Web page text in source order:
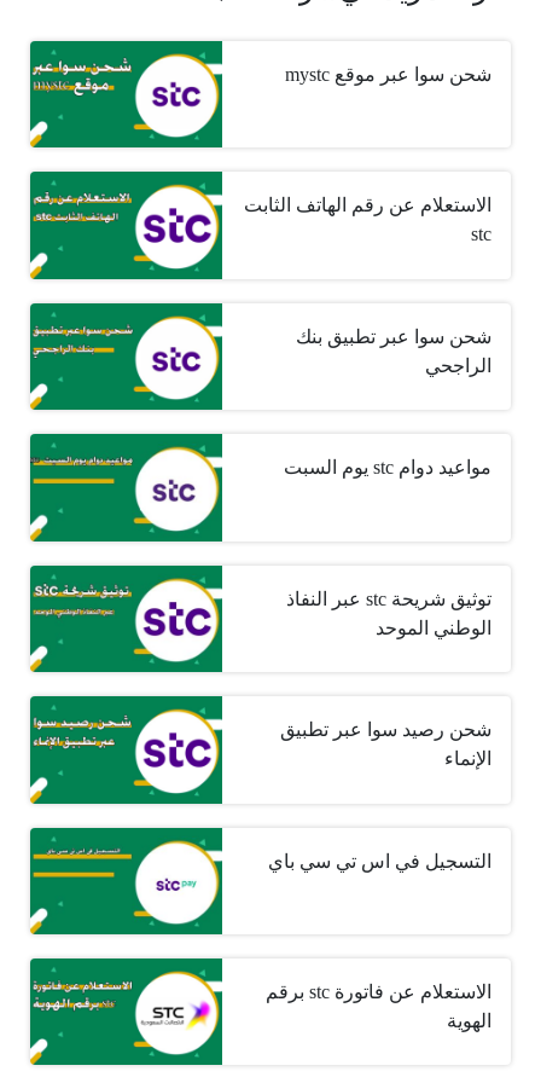
شحن سوا عبر موقع mystc
الاستعلام عن رقم الهاتف الثابت
stc
شحن سوا عبر تطبيق بنك
الراجحي
مواعيد دوام stc يوم السبت
توثيق شريحة stc عبر النفاذ
الوطني الموحد
شحن رصيد سوا عبر تطبيق
الإنماء
التسجيل في اس تي سي باي
الاستعلام عن فاتورة stc برقم
الهوية